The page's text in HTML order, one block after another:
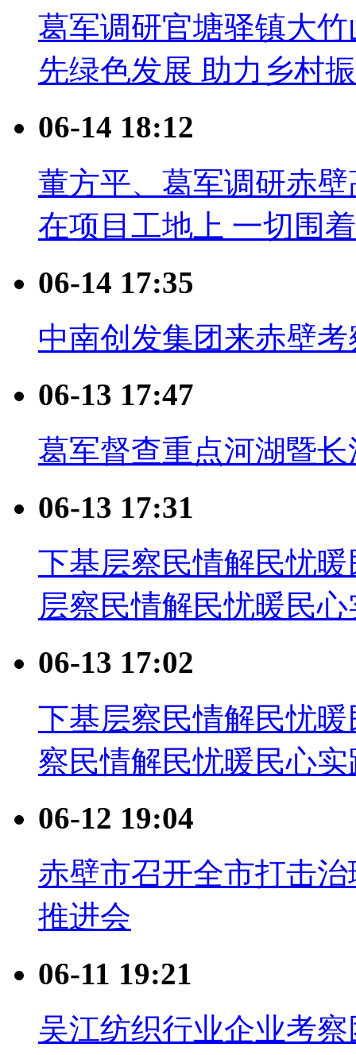
葛军调研官塘驿镇大
先绿色发展 助力乡村
06-14 18:12
董方平、葛军调研赤
在项目工地上 一切围
06-14 17:35
中南创发集团来赤壁
06-13 17:47
葛军督查重点河湖暨
06-13 17:31
下基层察民情解民忧
层察民情解民忧暖民
06-13 17:02
下基层察民情解民忧
察民情解民忧暖民心实
06-12 19:04
赤壁市召开全市打击
推进会
06-11 19:21
吴江纺织行业企业考